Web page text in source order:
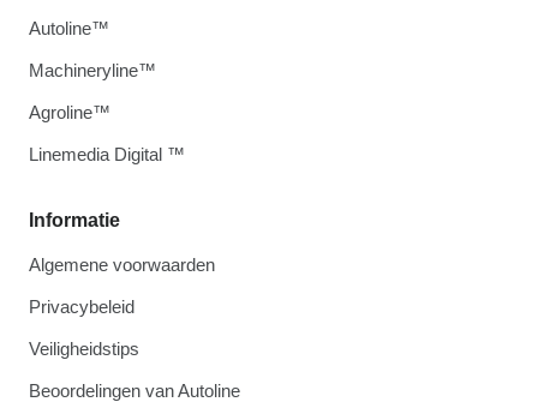
Informatie
Algemene voorwaarden
Privacybeleid
Veiligheidstips
Beoordelingen van Autoline
Autoline™
Machineryline™
Agroline™
Linemedia Digital ™